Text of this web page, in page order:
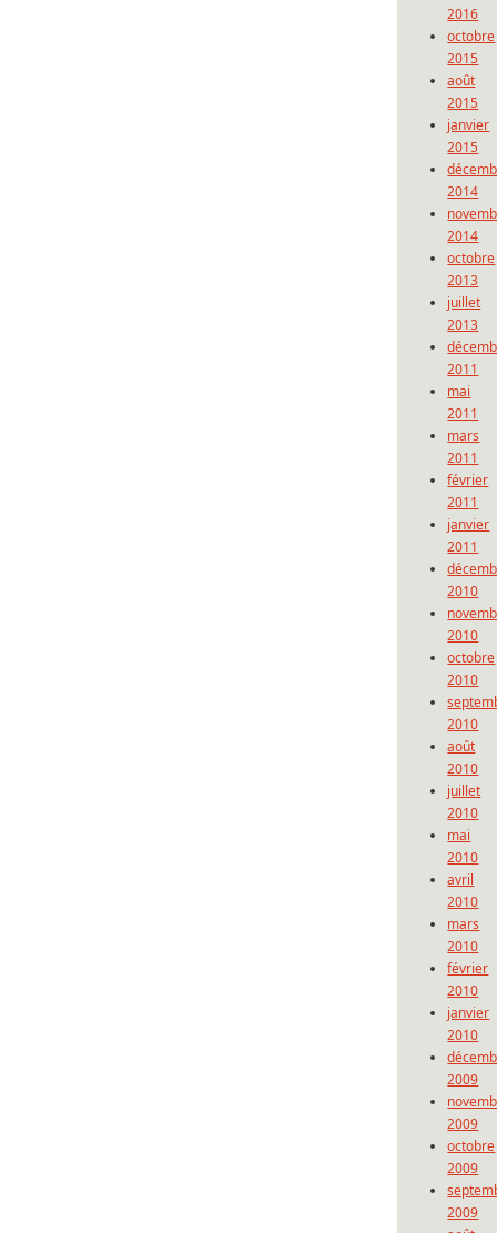
2016
octobre
2015
août
2015
janvier
2015
2014
2014
octobre
2013
juillet
2013
2011
mai
2011
mars
2011
février
2011
janvier
2011
2010
2010
octobre
2010
2010
août
2010
juillet
2010
mai
2010
avril
2010
mars
2010
février
2010
janvier
2010
2009
2009
octobre
2009
2009